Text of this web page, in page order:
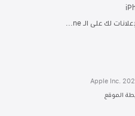
الموقع